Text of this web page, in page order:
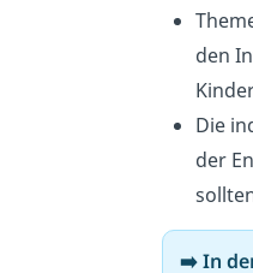
den
Die
der
➡️ In